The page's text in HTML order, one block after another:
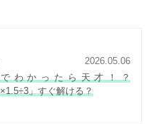
2026.05.06
わかったら天才！？
」すぐ解ける？